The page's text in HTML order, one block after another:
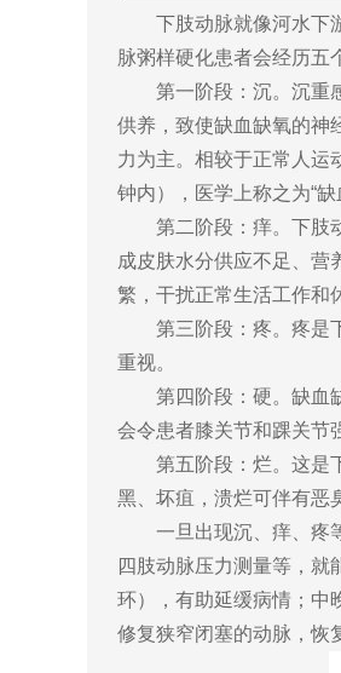
下肢动脉就像河水下
脉粥样硬化患者会经历五
第一阶段：沉。沉重
供养，致使缺血缺氧的神
力为主。相较于正常人运
钟内），医学上称之为“
第二阶段：痒。下肢
成皮肤水分供应不足、营
繁，干扰正常生活工作和
第三阶段：疼。疼是
重视。
第四阶段：硬。缺血
会令患者膝关节和踝关节
第五阶段：烂。这是
黑、坏疽，溃烂可伴有恶
一旦出现沉、痒、疼
四肢动脉压力测量等，
环），有助延缓病情；中
修复狭窄闭塞的动脉，恢